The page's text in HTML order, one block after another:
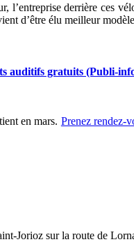
derrière ces
d’être élu meilleur
auditifs gratuits (Publi-
en mars. Prenez rendez-
Jorioz sur la route de